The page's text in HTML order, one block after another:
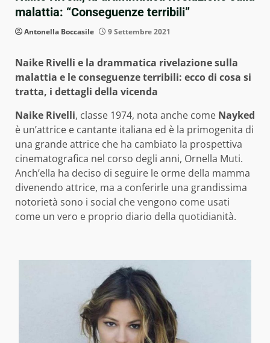
malattia: “Conseguenze terribili”
Antonella Boccasile 9 Settembre 2021
Naike Rivelli e la drammatica rivelazione sulla
malattia e le conseguenze terribili: ecco di cosa si
tratta, i dettagli della vicenda
Naike Rivelli, classe 1974, nota anche come Nayked
è un’attrice e cantante italiana ed è la primogenita di
una grande attrice che ha cambiato la prospettiva
cinematografica nel corso degli anni, Ornella Muti.
Anch’ella ha deciso di seguire le orme della mamma
divenendo attrice, ma a conferirle una grandissima
notorietà sono i social che vengono come usati
come un vero e proprio diario della quotidianità.